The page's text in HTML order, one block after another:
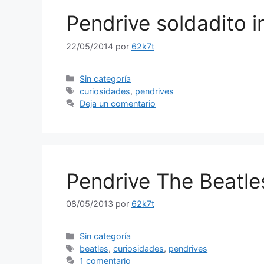
Pendrive soldadito
22/05/2014 por 62k7t
Categorías
Sin categoría
Etiquetas
curiosidades, pendrives
Deja un comentario
Pendrive The
08/05/2013 por 62k7t
Categorías
Sin categoría
Etiquetas
beatles,curiosidades, pendrives
1 comentario